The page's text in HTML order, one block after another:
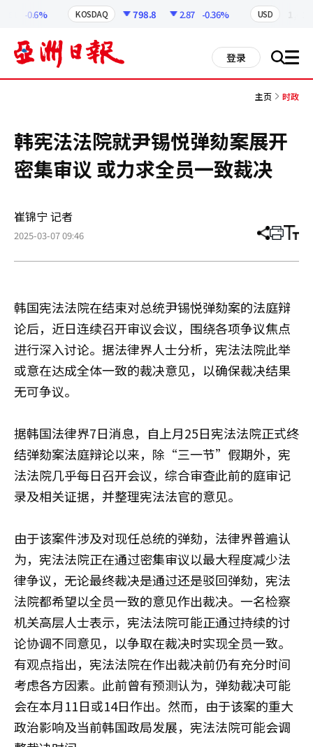
-0.6% KOSDAQ 798.8 2.87 -0.36% USD
登录 搜 all
主页 时政
韩宪法法院就尹锡悦弹劾案展开
密集审议 或力求全员一致裁决
崔锦宁 记者
2025-03-07 09:46 分
章
打 调
小
韩国宪法法院在结束对总统尹锡悦弹劾案的法庭辩
论后，近日连续召开审议会议，围绕各项争议焦点
进行深入讨论。据法律界人士分析，宪法法院此举
或意在达成全体一致的裁决意见，以确保裁决结果
无可争议。
据韩国法律界7日消息，自上月25日宪法法院正式终
结弹劾案法庭辩论以来，除“三一节”假期外，宪
法法院几乎每日召开会议，综合审查此前的庭审记
录及相关证据，并整理宪法法官的意见。
由于该案件涉及对现任总统的弹劾，法律界普遍认
为，宪法法院正在通过密集审议以最大程度减少法
律争议，无论最终裁决是通过还是驳回弹劾，宪法
法院都希望以全员一致的意见作出裁决。一名检察
机关高层人士表示，宪法法院可能正通过持续的讨
论协调不同意见，以争取在裁决时实现全员一致。
有观点指出，宪法法院在作出裁决前仍有充分时间
考虑各方因素。此前曾有预测认为，弹劾裁决可能
会在本月11日或14日作出。然而，由于该案的重大
政治影响及当前韩国政局发展，宪法法院可能会调